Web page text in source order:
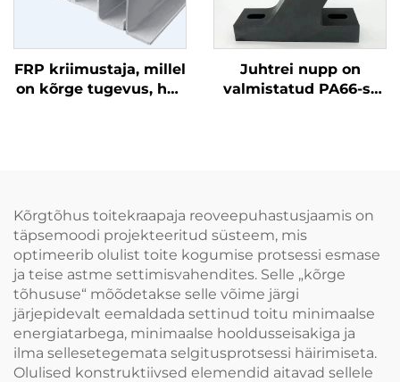
FRP kriimustaja, millel
on kõrge tugevus, hea
Juhtrei nupp on
valmistatud PA66-st
Kõrgtõhus toitekraapaja reoveepuhastusjaamis on
täpsemoodi projekteeritud süsteem, mis
optimeerib olulist toite kogumise protsessi esmase
ja teise astme settimisvahendites. Selle „kõrge
tõhususe“ mõõdetakse selle võime järgi
järjepidevalt eemaldada settinud toitu minimaalse
energiatarbega, minimaalse hooldusseisakiga ja
ilma sellesetegemata selgitusprotsessi häirimiseta.
Olulised konstruktiivsed elemendid aitavad sellele